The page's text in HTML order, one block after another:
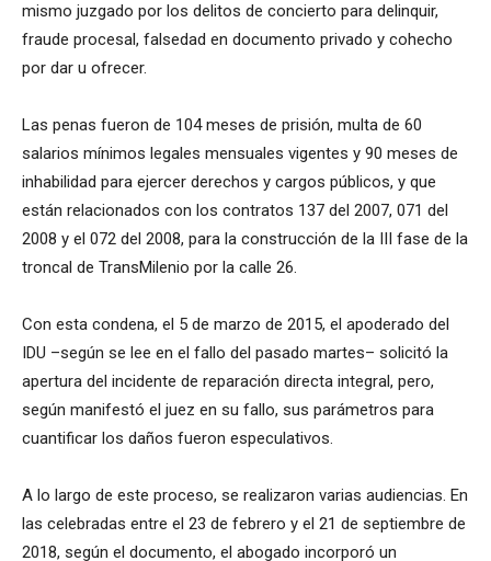
mismo juzgado por los delitos de concierto para delinquir,
fraude procesal, falsedad en documento privado y cohecho
por dar u ofrecer.
Las penas fueron de 104 meses de prisión, multa de 60
salarios mínimos legales mensuales vigentes y 90 meses de
inhabilidad para ejercer derechos y cargos públicos, y que
están relacionados con los contratos 137 del 2007, 071 del
2008 y el 072 del 2008, para la construcción de la III fase de la
troncal de TransMilenio por la calle 26.
Con esta condena, el 5 de marzo de 2015, el apoderado del
IDU –según se lee en el fallo del pasado martes– solicitó la
apertura del incidente de reparación directa integral, pero,
según manifestó el juez en su fallo, sus parámetros para
cuantificar los daños fueron especulativos.
A lo largo de este proceso, se realizaron varias audiencias. En
las celebradas entre el 23 de febrero y el 21 de septiembre de
2018, según el documento, el abogado incorporó un